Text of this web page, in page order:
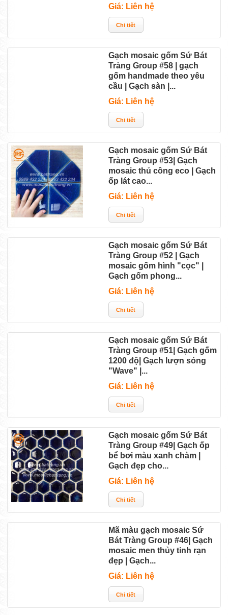
Giá: Liên hệ
Gạch mosaic gốm Sứ Bát
Tràng Group #58 | gạch
gốm handmade theo yêu
cầu | Gạch sàn |...
Giá: Liên hệ
Gạch mosaic gốm Sứ Bát
Tràng Group #53| Gạch
mosaic thủ công eco | Gạch
ốp lát cao...
Giá: Liên hệ
Gạch mosaic gốm Sứ Bát
Tràng Group #52 | Gạch
mosaic gốm hình "cọc" |
Gạch gốm phong...
Giá: Liên hệ
Gạch mosaic gốm Sứ Bát
Tràng Group #51| Gạch gốm
1200 độ| Gạch lượn sóng
"Wave" |...
Giá: Liên hệ
Gạch mosaic gốm Sứ Bát
Tràng Group #49| Gạch ốp
bể bơi màu xanh chàm |
Gạch đẹp cho...
Giá: Liên hệ
Mã màu gạch mosaic Sứ
Bát Tràng Group #46| Gạch
mosaic men thủy tinh rạn
đẹp | Gạch...
Giá: Liên hệ